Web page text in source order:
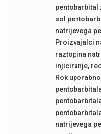
pentobarbital
sol
natrijevega
Proizvajalci
raztopina
injiciranje,
Rok
pentobarbitala
pentobarbitala
pentobarbitala
natrijevega